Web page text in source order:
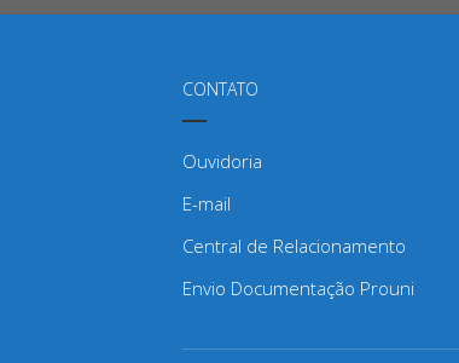
CONTATO
Ouvidoria
E-mail
Central de Relacionamento
Envio Documentação Prouni